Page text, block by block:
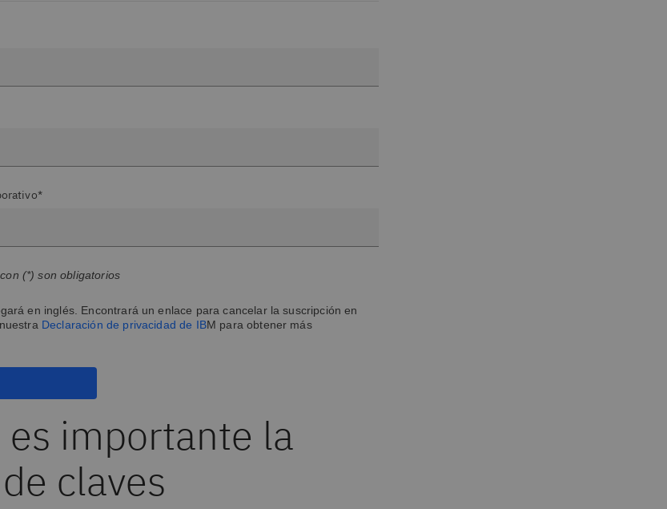
(*) son obligatorios
en inglés. Encontrará un enlace para cancelar la suscripción en
Declaración de privacidad de IBM para obtener más
es importante la
claves